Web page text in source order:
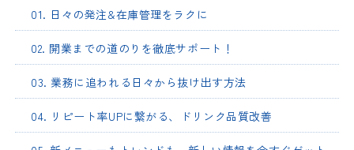
01. 日々の発注&在庫管理をラクに
02. 開業までの道のりを徹底サポート！
03. 業務に追われる日々から抜け出す方法
04. リピート率UPに繋がる、ドリンク品質改善